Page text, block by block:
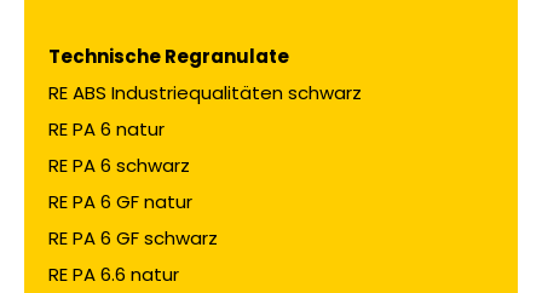
Technische Regranulate
RE ABS Industriequalitäten schwarz
RE PA 6 natur
RE PA 6 schwarz
RE PA 6 GF natur
RE PA 6 GF schwarz
RE PA 6.6 natur